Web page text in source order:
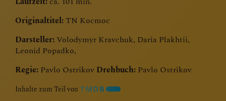
Originaltitel:TN Kocmoc
Darsteller: Volodymyr Kravchuk, Daria Plakhtii,
Leonid Popadko,
Regie: Pavlo Ostrikov Drehbuch: Pavlo Ostrikov
Inhalte zum Teil von